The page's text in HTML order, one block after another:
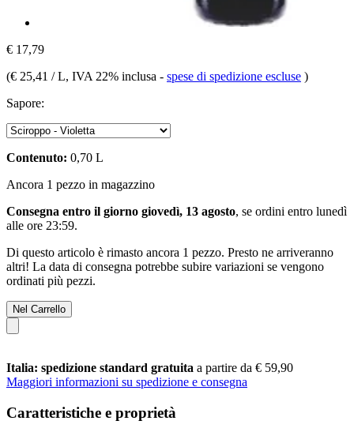
€ 17,79
(€ 25,41 / L, IVA 22% inclusa - spese di spedizione escluse )
Sapore:
Contenuto: 0,70 L
Ancora 1 pezzo in magazzino
Consegna entro il giorno giovedì, 13 agosto, se ordini entro lunedì
alle ore 23:59.
Di questo articolo è rimasto ancora 1 pezzo. Presto ne arriveranno
altri! La data di consegna potrebbe subire variazioni se vengono
ordinati più pezzi.
Nel Carrello
Italia: spedizione standard gratuita a partire da € 59,90
Maggiori informazioni su spedizione e consegna
Caratteristiche e proprietà